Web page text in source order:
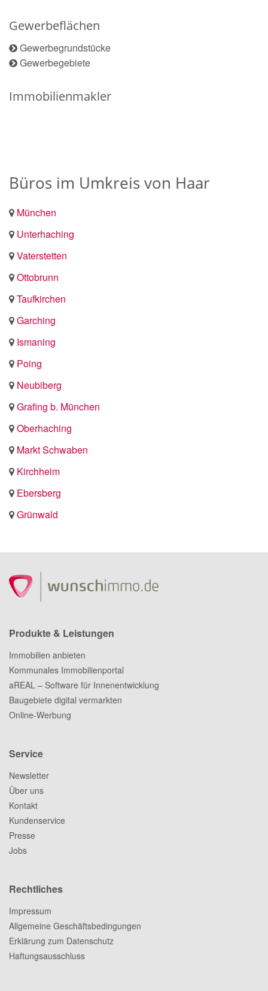
Gewerbeflächen
Gewerbegrundstücke
Gewerbegebiete
Immobilienmakler
Büros im Umkreis von Haar
München
Unterhaching
Vaterstetten
Ottobrunn
Taufkirchen
Garching
Ismaning
Poing
Neubiberg
Grafing b. München
Oberhaching
Markt Schwaben
Kirchheim
Ebersberg
Grünwald
Produkte & Leistungen
Immobilien anbieten
Kommunales Immobilienportal
aREAL – Software für Innenentwicklung
Baugebiete digital vermarkten
Online-Werbung
Service
Newsletter
Über uns
Kontakt
Kundenservice
Presse
Jobs
Rechtliches
Impressum
Allgemeine Geschäftsbedingungen
Erklärung zum Datenschutz
Haftungsausschluss